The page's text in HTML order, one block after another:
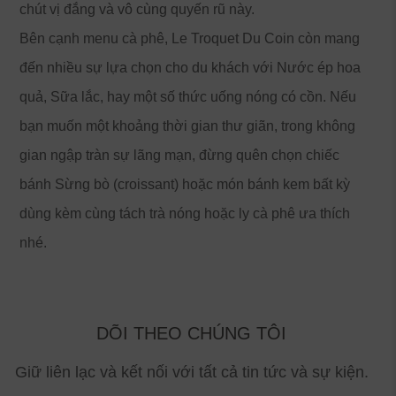
chút vị đắng và vô cùng quyến rũ này.
Bên cạnh menu cà phê, Le Troquet Du Coin còn mang
đến nhiều sự lựa chọn cho du khách với Nước ép hoa
quả, Sữa lắc, hay một số thức uống nóng có cồn. Nếu
bạn muốn một khoảng thời gian thư giãn, trong không
gian ngập tràn sự lãng mạn, đừng quên chọn chiếc
bánh Sừng bò (croissant) hoặc món bánh kem bất kỳ
dùng kèm cùng tách trà nóng hoặc ly cà phê ưa thích
nhé.
DÕI THEO CHÚNG TÔI
Giữ liên lạc và kết nối với tất cả tin tức và sự kiện.